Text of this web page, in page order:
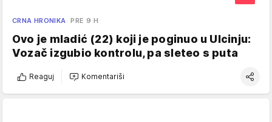
CRNA HRONIKA PRE 9 H
Ovo je mladić (22) koji je poginuo u Ulcinju:
Vozač izgubio kontrolu, pa sleteo s puta
Reaguj Komentariši